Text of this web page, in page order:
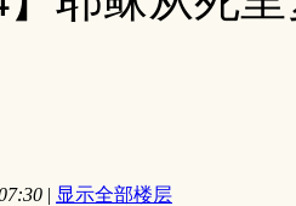
| 显示全部楼层